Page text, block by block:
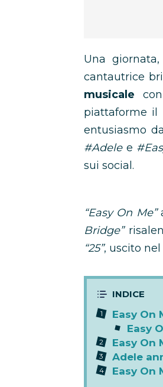
Una
cantautrice
musicale
piattaforme il
entusiasmo
#Adelee
sui social.
“Easy On Me”
Bridge”
“25”, uscito nel
Easy On
Easy
Easy On
Adele
Easy On